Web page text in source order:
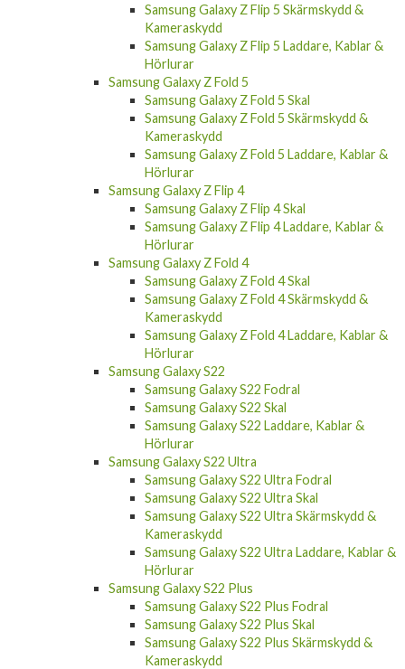
Kameraskydd
Samsung Galaxy Z Flip 5 Laddare, Kablar &
Hörlurar
Samsung Galaxy Z Fold 5
Samsung Galaxy Z Fold 5 Skal
Samsung Galaxy Z Fold 5 Skärmskydd &
Kameraskydd
Samsung Galaxy Z Fold 5 Laddare, Kablar &
Hörlurar
Samsung Galaxy Z Flip 4
Samsung Galaxy Z Flip 4 Skal
Samsung Galaxy Z Flip 4 Laddare, Kablar &
Hörlurar
Samsung Galaxy Z Fold 4
Samsung Galaxy Z Fold 4 Skal
Samsung Galaxy Z Fold 4 Skärmskydd &
Kameraskydd
Samsung Galaxy Z Fold 4 Laddare, Kablar &
Hörlurar
Samsung Galaxy S22
Samsung Galaxy S22 Fodral
Samsung Galaxy S22 Skal
Samsung Galaxy S22 Laddare, Kablar &
Hörlurar
Samsung Galaxy S22 Ultra
Samsung Galaxy S22 Ultra Fodral
Samsung Galaxy S22 Ultra Skal
Samsung Galaxy S22 Ultra Skärmskydd &
Kameraskydd
Samsung Galaxy S22 Ultra Laddare, Kablar &
Hörlurar
Samsung Galaxy S22 Plus
Samsung Galaxy S22 Plus Fodral
Samsung Galaxy S22 Plus Skal
Samsung Galaxy S22 Plus Skärmskydd &
Kameraskydd
Samsung Galaxy S22 Plus Laddare, Kablar &